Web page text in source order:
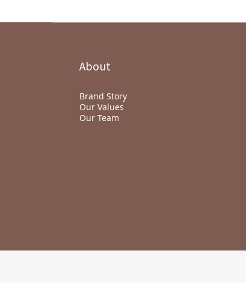
About
Brand Story
Our Values
Our Team